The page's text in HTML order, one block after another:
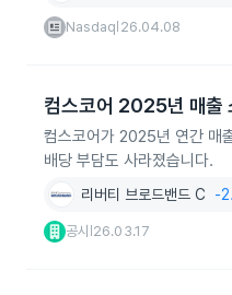
Nasdaq 26.04.08
컴스코어 2025년 매출
컴스코어가 2025년 연간 매
배당 부담도 사라졌습니다.
리버티 브로드밴드 C -
공시 26.03.17